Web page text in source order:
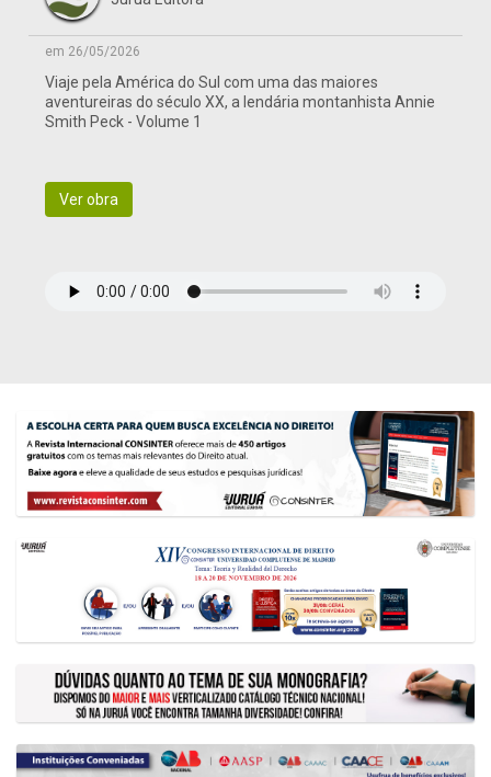
em 26/05/2026
Viaje pela América do Sul com uma das maiores
aventureiras do século XX, a lendária montanhista Annie
Smith Peck - Volume 1
Ver obra